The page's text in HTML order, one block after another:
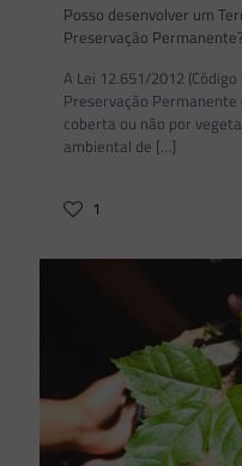
Posso desenvolver um
Preservação Permanente?
A Lei 12.651/2012
Preservação Permanente
coberta ou não por
ambiental de […]
1